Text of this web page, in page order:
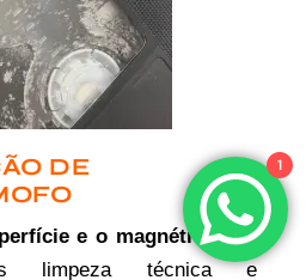
DE
e o magnético das
limpeza técnica e
1